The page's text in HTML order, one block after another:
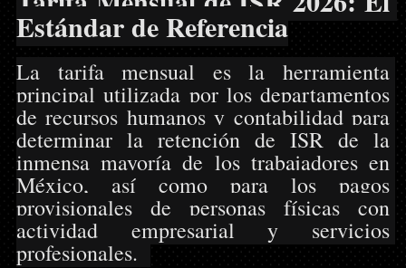
Estándar de Referencia
La tarifa mensual es la herramienta
principal utilizada por los departamentos
de recursos humanos y contabilidad para
determinar la retención de ISR de la
inmensa mayoría de los trabajadores en
México, así como para los pagos
provisionales de personas físicas con
actividad empresarial y servicios
profesionales.